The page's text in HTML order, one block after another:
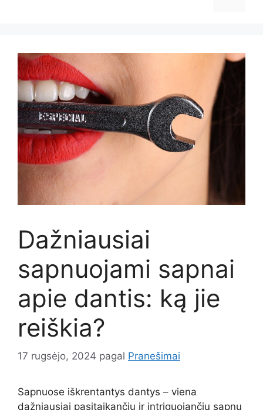
Dažniausiai
sapnuojami sapnai
apie dantis: ką jie
reiškia?
17 rugsėjo, 2024 pagal Pranešimai
Sapnuose iškrentantys dantys – viena
dažniausiai pasitaikančių ir intriguojančių sapnų